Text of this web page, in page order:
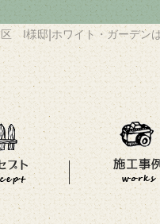
区 I様邸 ホワイト・ガーデン